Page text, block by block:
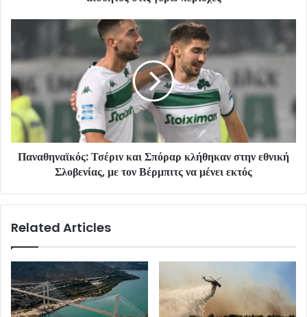
Παναθηναϊκός: Τσέριν και Σπόραρ κλήθηκαν στην εθνική
Σλοβενίας, με τον Βέρμπιτς να μένει εκτός
Related Articles